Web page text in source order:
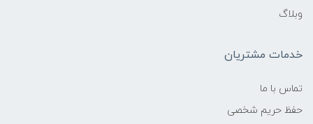
وبلاگ
خدمات مشتریان
تماس با ما
حفظ حریم شخصی